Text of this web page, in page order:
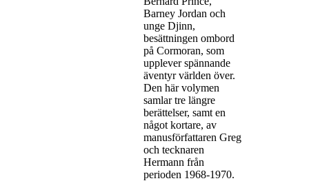
Barney Jordan och
unge Djinn,
besättningen ombord
på Cormoran, som
upplever spännande
äventyr världen över.
Den här volymen
samlar tre längre
berättelser, samt en
något kortare, av
manusförfattaren Greg
och tecknaren
Hermann från
perioden 1968-1970.